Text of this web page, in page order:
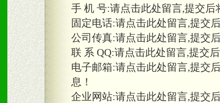
三、物料及媒体
1、免费提供体验及宣传彩
2、不定期在各大知名网站
知名度和影响力。
手 机 号:请点击此处留言,提交
固定电话:请点击此处留言,提交
公司传真:请点击此处留言,提交
联 系 QQ:请点击此处留言,提交
电子邮箱:请点击此处留言,提交
息！
企业网站:请点击此处留言,提交